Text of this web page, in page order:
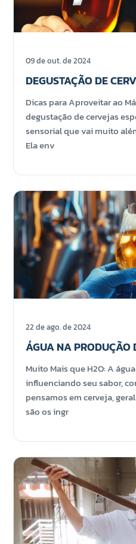
09 de out. de 2024
DEGUSTAÇÃO DE
Dicas para Aproveitar ao
degustação de cervejas
sensorial que vai muito
Ela env
22 de ago. de 2024
ÁGUA NA PRODUÇÃO
Muito Mais que H2O: A
influenciando seu sabor,
pensamos em cerveja,
são os ingr